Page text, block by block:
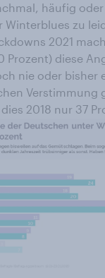
häufig
Winterblues zu
2021
Prozent) diese
nie oder bisher
Verstimmung
2018 nur 37